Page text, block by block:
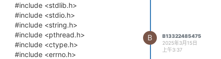
#include <stdlib.h>
#include <stdio.h>
#include <string.h>
#include <pthread.h>
#include <ctype.h>
#include <errno.h>
B
B13322485475
2025年3月15日
上午3:37